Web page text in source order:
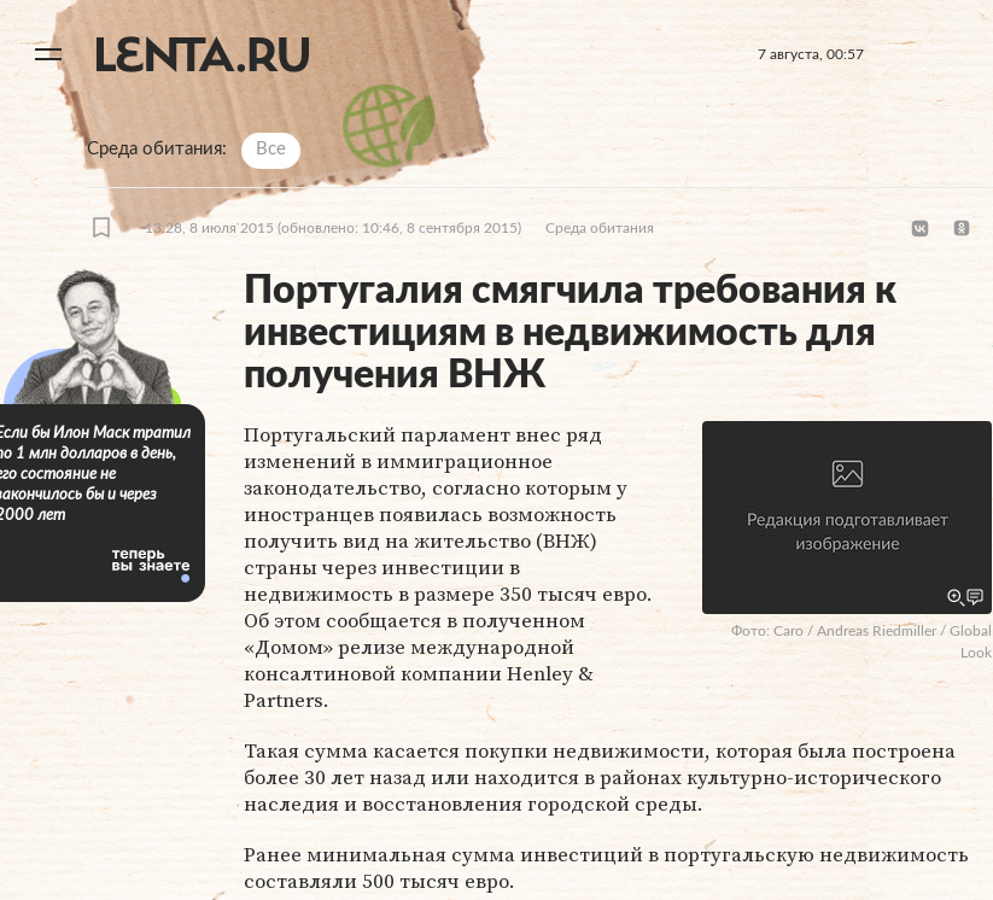
7 августа, 00:57
Среда обитания Все
13:28, 8 июля 2015 (обновлено: 10:46, 8 сентября 2015) Среда обитания
Португалия смягчила требования к
инвестициям в недвижимость для
получения ВНЖ
Фото: Caro / Andreas Riedmiller / Global
Look
Португальский парламент внес ряд
изменений в иммиграционное
законодательство, согласно которым у
иностранцев появилась возможность
получить вид на жительство (ВНЖ)
страны через инвестиции в
недвижимость в размере 350 тысяч евро.
Об этом сообщается в полученном
«Домом» релизе международной
консалтиновой компании Henley &
Partners.
Такая сумма касается покупки недвижимости, которая была построена
более 30 лет назад или находится в районах культурно-исторического
наследия и восстановления городской среды.
Ранее минимальная сумма инвестиций в португальскую недвижимость
составляли 500 тысяч евро.
бы Илон Маск тратил
1 млн долларов в день,
состояние не
бы и через
лет